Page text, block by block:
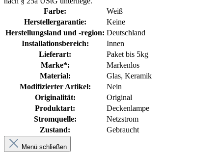
Farbe:
Weiß
Herstellergarantie:
Keine
Herstellungsland und -region: Deutschland
Installationsbereich:
Innen
Lieferart:
Paket bis 5kg
Marke*:
Markenlos
Material:
Glas, Keramik
Modifizierter Artikel:
Nein
Originalität:
Original
Produktart:
Deckenlampe
Stromquelle:
Netzstrom
Zustand:
Gebraucht
Menü schließen